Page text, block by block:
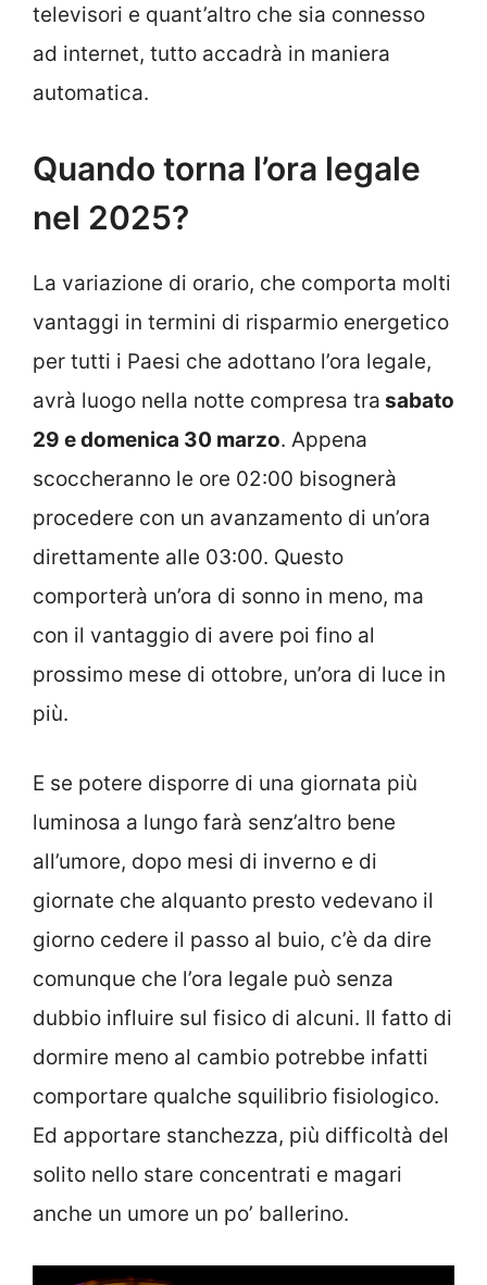
televisori e quant’altro che sia connesso
ad internet, tutto accadrà in maniera
automatica.
Quando torna l’ora legale
nel 2025?
La variazione di orario, che comporta molti
vantaggi in termini di risparmio energetico
per tutti i Paesi che adottano l’ora legale,
avrà luogo nella notte compresa tra sabato
29 e domenica 30 marzo. Appena
scoccheranno le ore 02:00 bisognerà
procedere con un avanzamento di un’ora
direttamente alle 03:00. Questo
comporterà un’ora di sonno in meno, ma
con il vantaggio di avere poi fino al
prossimo mese di ottobre, un’ora di luce in
più.
E se potere disporre di una giornata più
luminosa a lungo farà senz’altro bene
all’umore, dopo mesi di inverno e di
giornate che alquanto presto vedevano il
giorno cedere il passo al buio, c’è da dire
comunque che l’ora legale può senza
dubbio influire sul fisico di alcuni. Il fatto di
dormire meno al cambio potrebbe infatti
comportare qualche squilibrio fisiologico.
Ed apportare stanchezza, più difficoltà del
solito nello stare concentrati e magari
anche un umore un po’ ballerino.